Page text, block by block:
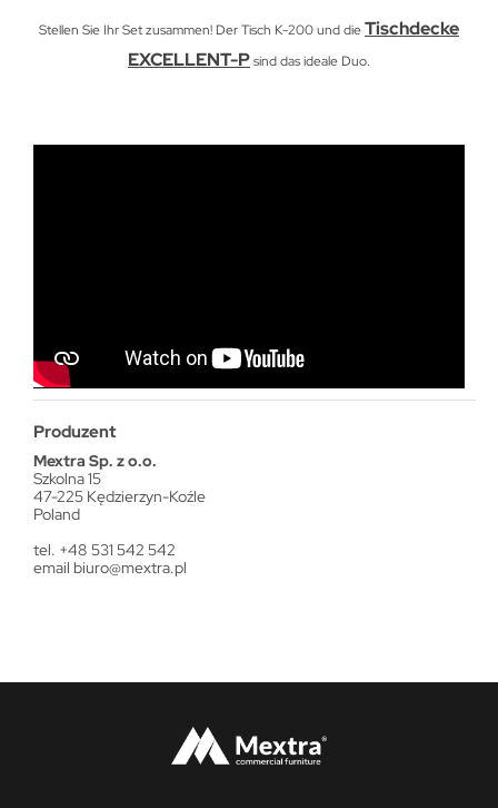
Stellen Sie Ihr Set zusammen! Der Tisch K-200 und dieTischdecke
EXCELLENT-Psind das ideale Duo.
Produzent
Mextra Sp. z o.o.
Szkolna 15
47-225 Kędzierzyn-Koźle
Poland
tel. +48 531 542 542
email biuro@mextra.pl